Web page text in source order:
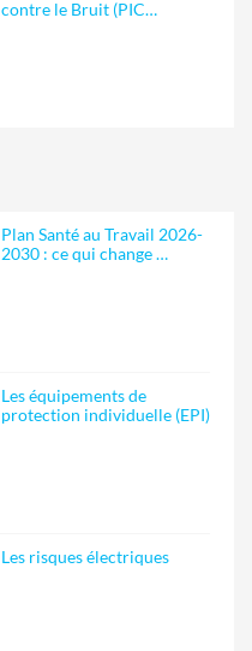
contre le Bruit (PIC…
Plan Santé au Travail 2026-
2030 : ce qui change …
Les équipements de
protection individuelle (EPI)
Les risques électriques